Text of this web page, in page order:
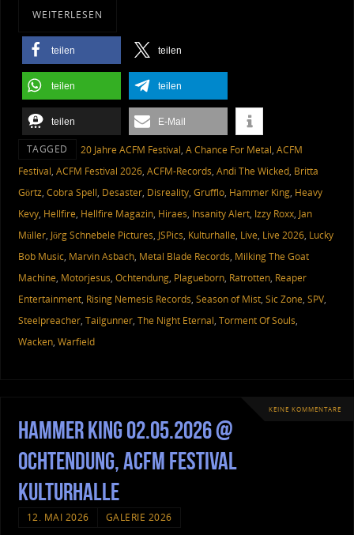
WEITERLESEN
teilen teilen
teilen teilen
teilen E-Mail
TAGGED 20 Jahre ACFM Festival, A Chance For Metal, ACFM
Festival, ACFM Festival 2026, ACFM-Records, Andi The Wicked, Britta
Görtz, Cobra Spell, Desaster, Disreality, Grufflo, Hammer King, Heavy
Kevy, Hellfire, Hellfire Magazin, Hiraes, Insanity Alert, Izzy Roxx, Jan
Müller, Jörg Schnebele Pictures, JSPics, Kulturhalle, Live, Live 2026, Lucky
Bob Music, Marvin Asbach, Metal Blade Records, Milking The Goat
Machine, Motorjesus, Ochtendung, Plagueborn, Ratrotten, Reaper
Entertainment, Rising Nemesis Records, Season of Mist, Sic Zone, SPV,
Steelpreacher, Tailgunner, The Night Eternal, Torment Of Souls,
Wacken, Warfield
KEINE KOMMENTARE
Hammer King 02.05.2026 @
Ochtendung, ACFM Festival
Kulturhalle
12. MAI 2026 GALERIE 2026